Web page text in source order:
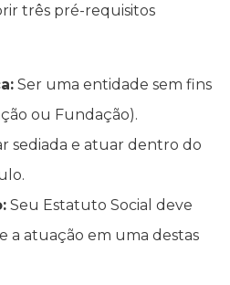
três pré-requisitos
Ser uma entidade sem fins
ou Fundação).
sediada e atuar dentro do
Seu Estatuto Social deve
a atuação em uma destas